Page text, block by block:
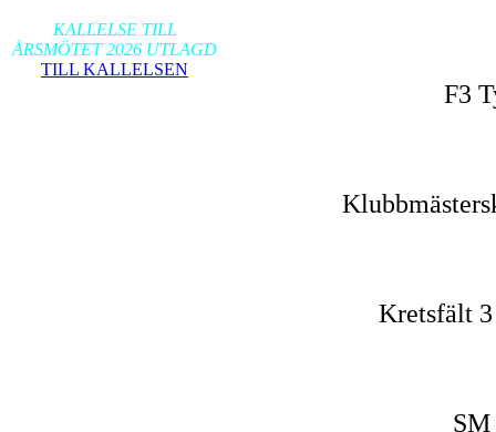
KALLELSE TILL
ÅRSMÖTET 2026 UTLAGD
TILL KALLELSEN
F3
Kretsfält